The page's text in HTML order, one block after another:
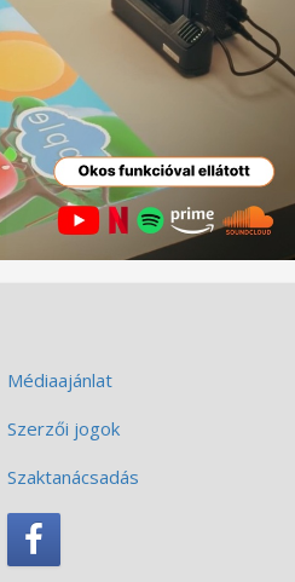
Médiaajánlat
Szerzői jogok
Szaktanácsadás